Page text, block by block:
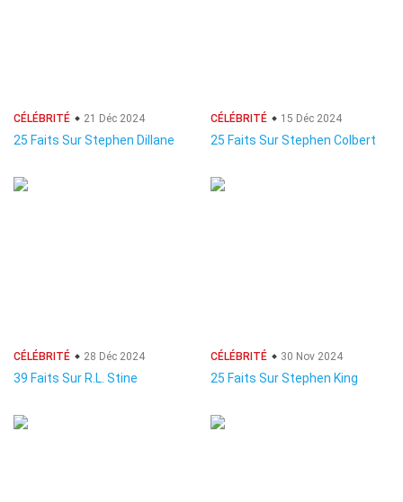
CÉLÉBRITÉ 21 Déc 2024
25 Faits Sur Stephen Dillane
CÉLÉBRITÉ 15 Déc 2024
25 Faits Sur Stephen Colbert
CÉLÉBRITÉ 28 Déc 2024
39 Faits Sur R.L. Stine
CÉLÉBRITÉ 30 Nov 2024
25 Faits Sur Stephen King